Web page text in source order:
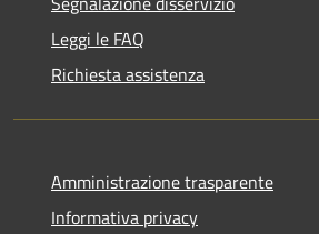
Leggi le FAQ
Richiesta assistenza
Amministrazione trasparente
Informativa privacy